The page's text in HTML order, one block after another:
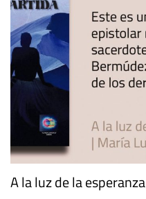
A la luz de la esperanza